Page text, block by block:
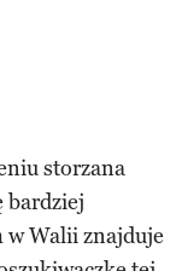
storzana
bardziej
w Walii znajduje